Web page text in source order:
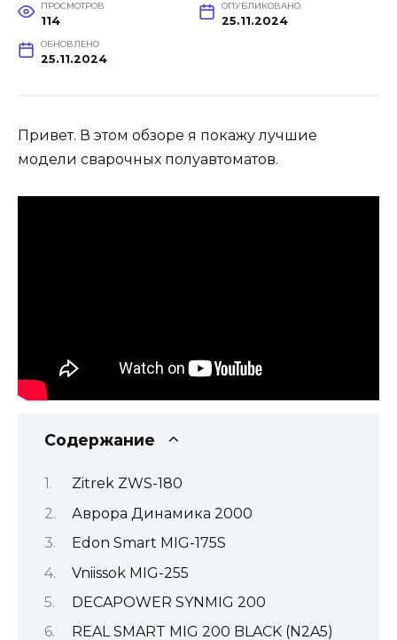
ПРОСМОТРОВ
114
ОПУБЛИКОВАНО
25.11.2024
ОБНОВЛЕНО
25.11.2024
Привет. В этом обзоре я покажу лучшие
модели сварочных полуавтоматов.
Содержание
Zitrek ZWS-180
Аврора Динамика 2000
Edon Smart MIG-175S
Vniissok MIG-255
DECAPOWER SYNMIG 200
REAL SMART MIG 200 BLACK (N2A5)